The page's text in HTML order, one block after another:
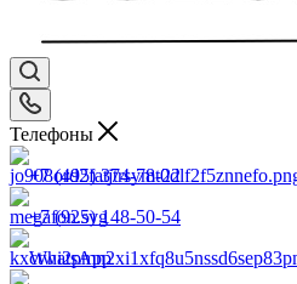
Телефоны
+7 (495) 374-78-22
+7 (925) 148-50-54
WhatsApp